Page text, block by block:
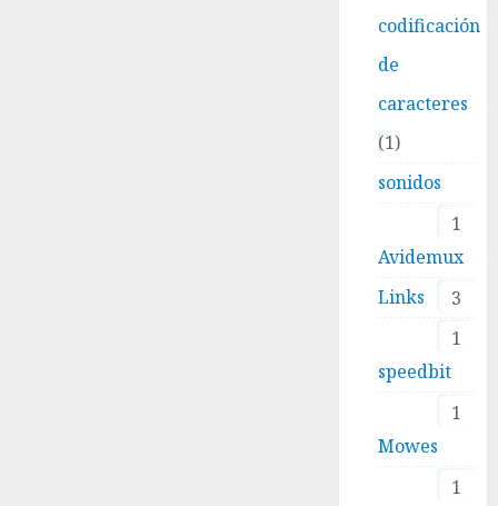
codificación
de
caracteres
1
sonidos
1
Avidemux
3
Links
1
speedbit
1
Mowes
1